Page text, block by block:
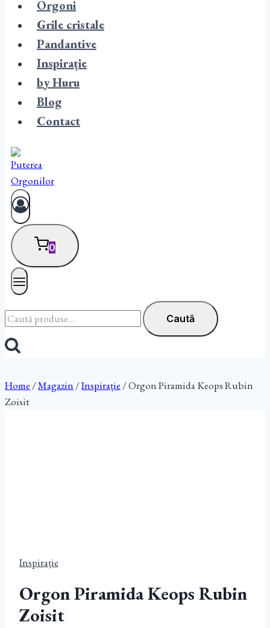
Orgoni
Grile cristale
Pandantive
Inspirație
by Huru
Blog
Contact
0
Caută
după:
Caută
Home /Magazin /Inspirație /Orgon Piramida Keops Rubin
Zoisit
Inspirație
Orgon Piramida Keops Rubin
Zoisit